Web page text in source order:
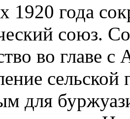
1920 года
союз.
во главе
сельской
для